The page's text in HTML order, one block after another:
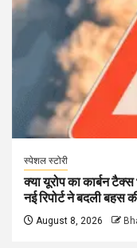
स्पेशल स्टोरी
क्या यूरोप का कार्बन
नई रिपोर्ट ने बदली बहस
August 8, 2026